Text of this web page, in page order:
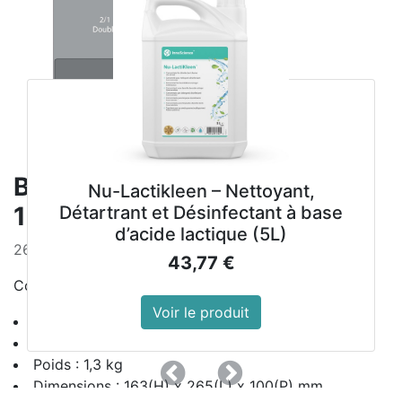
Bac en polypropylène GN1/4
100mm Vogue (Lot de 4)
265 x 163mm.
Compatible congélateur
Référence : GJ523
Poids : 1,3 kg
Dimensions : 163(H) x 265(L) x 100(P) mm
Nu-Lactikleen – Nettoyant,
Détartrant et Désinfectant à base
d’acide lactique (5L)
43,77 €
Voir le produit
PrécedentSuivant